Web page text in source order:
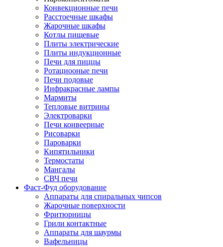
Конвекционные печи
Расстоечные шкафы
Жарочные шкафы
Котлы пищевые
Плиты электрические
Плиты индукционные
Печи для пиццы
Ротациооные печи
Печи подовые
Инфракрасные лампы
Мармиты
Тепловые витрины
Электроварки
Печи конвеерные
Рисоварки
Пароварки
Кипятильники
Термостаты
Мангалы
СВЧ печи
Фаст-Фуд оборудование
Аппараты для спиральных чипсов
Жарочные поверхности
Фритюрницы
Грили контактные
Аппараты для шаурмы
Вафельницы